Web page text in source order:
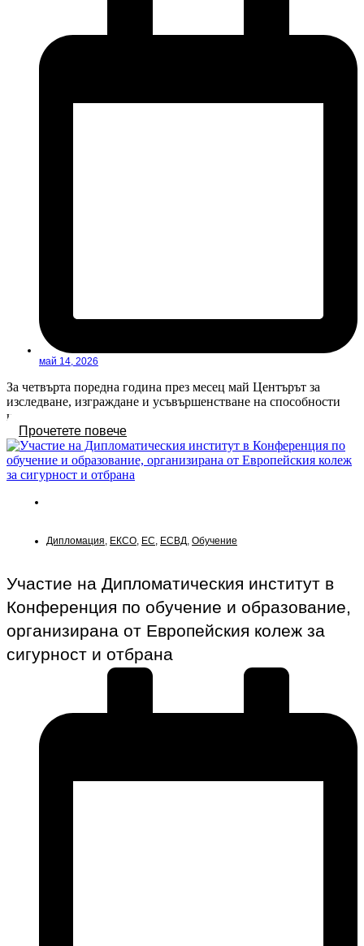
май 14, 2026
За четвърта поредна година през месец май Центърът за
изследване, изграждане и усъвършенстване на способности
на...
Прочетете повече
Дипломация ЕКСО ЕС ЕСВД Обучение
Участие на Дипломатическия институт в
Конференция по обучение и образование,
организирана от Европейския колеж за
сигурност и отбрана